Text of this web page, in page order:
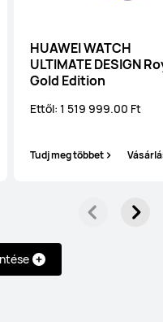
HUAWEI WATCH
ULTIMATE DESIGN
Gold Edition
Ettől: 1 519 999.00 Ft
Tudj meg többet